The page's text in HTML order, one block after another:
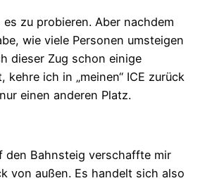
zu probieren. Aber nachdem
wie viele Personen umsteigen
dieser Zug schon einige
kehre ich in „meinen“ ICE zurück
einen anderen Platz.
den Bahnsteig verschaffte mir
von außen. Es handelt sich also